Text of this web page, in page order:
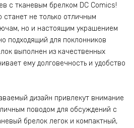
с тканевым брелком DC Comics!
станет не только отличным
но и настоящим украшением
подходящий для поклонников
выполнен из качественных
ему долговечность и удобство
дизайн привлекут внимание
поводом для обсуждений с
брелок легок и компактный,